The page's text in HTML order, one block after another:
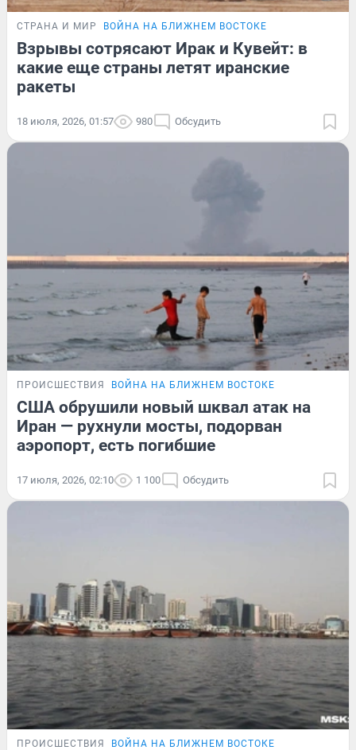
СТРАНА И МИР ВОЙНА НА БЛИЖНЕМ ВОСТОКЕ
Взрывы сотрясают Ирак и Кувейт: в
какие еще страны летят иранские
ракеты
18 июля, 2026, 01:57 980 Обсудить
ПРОИСШЕСТВИЯ ВОЙНА НА БЛИЖНЕМ ВОСТОКЕ
США обрушили новый шквал атак на
Иран — рухнули мосты, подорван
аэропорт, есть погибшие
17 июля, 2026, 02:10 1 100 Обсудить
ПРОИСШЕСТВИЯ ВОЙНА НА БЛИЖНЕМ ВОСТОКЕ